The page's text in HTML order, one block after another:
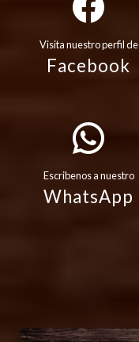
Visita nuestro perfil de
Facebook
Escribenos a nuestro
WhatsApp